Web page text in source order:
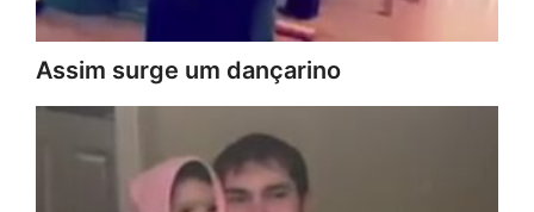
Assim surge um dançarino